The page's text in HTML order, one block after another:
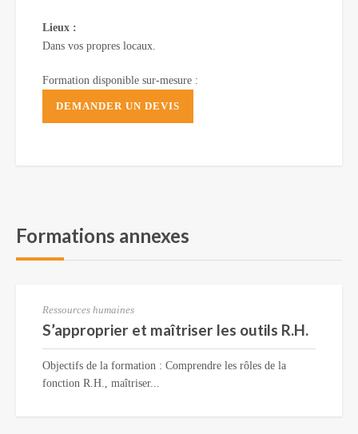
Lieux :
Dans vos propres locaux.
Formation disponible sur-mesure :
DEMANDER UN DEVIS
Formations annexes
Ressources humaines
S’approprier et maîtriser les outils R.H.
Objectifs de la formation : Comprendre les rôles de la
fonction R.H., maîtriser...